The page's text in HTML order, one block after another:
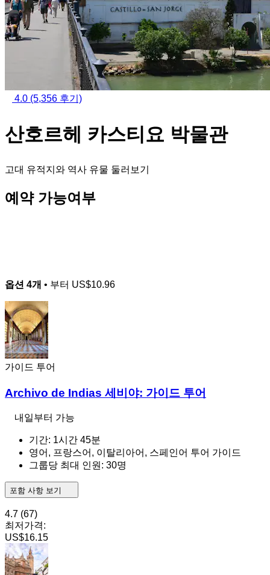
4.0 (5,356 후기)
산호르헤 카스티요 박물관
고대 유적지와 역사 유물 둘러보기
예약 가능여부
옵션 4개 • 부터 US$10.96
가이드 투어
Archivo de Indias 세비야: 가이드 투어
내일부터 가능
기간: 1시간 45분
영어, 프랑스어, 이탈리아어, 스페인어 투어 가이드
그룹당 최대 인원: 30명
포함 사항 보기
4.7 (67)
최저가격:
US$16.15